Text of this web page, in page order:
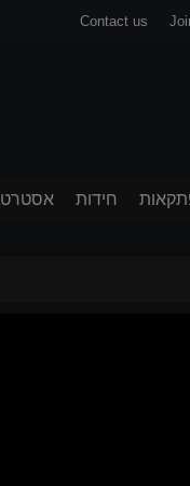
Contact us
חידות